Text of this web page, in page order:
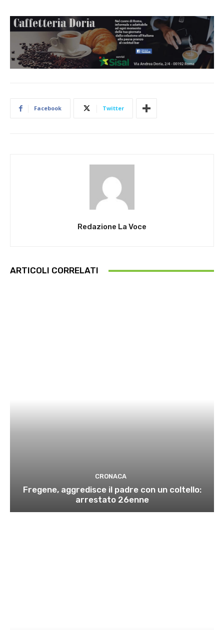
Facebook Twitter
Redazione La Voce
ARTICOLI CORRELATI
CRONACA
Fregene, aggredisce il padre con un coltello:
arrestato 26enne